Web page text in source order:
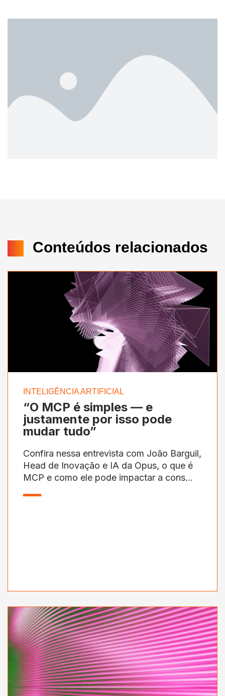
Conteúdos relacionados
INTELIGÊNCIA ARTIFICIAL
“O MCP é simples — e
justamente por isso pode
mudar tudo”
Confira nessa entrevista com João Barguil,
Head de Inovação e IA da Opus, o que é
MCP e como ele pode impactar a cons...